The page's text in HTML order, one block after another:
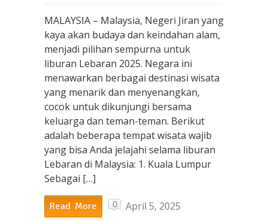
MALAYSIA – Malaysia, Negeri Jiran yang
kaya akan budaya dan keindahan alam,
menjadi pilihan sempurna untuk
liburan Lebaran 2025. Negara ini
menawarkan berbagai destinasi wisata
yang menarik dan menyenangkan,
cocok untuk dikunjungi bersama
keluarga dan teman-teman. Berikut
adalah beberapa tempat wisata wajib
yang bisa Anda jelajahi selama liburan
Lebaran di Malaysia: 1. Kuala Lumpur
Sebagai […]
Read More 0 April 5, 2025